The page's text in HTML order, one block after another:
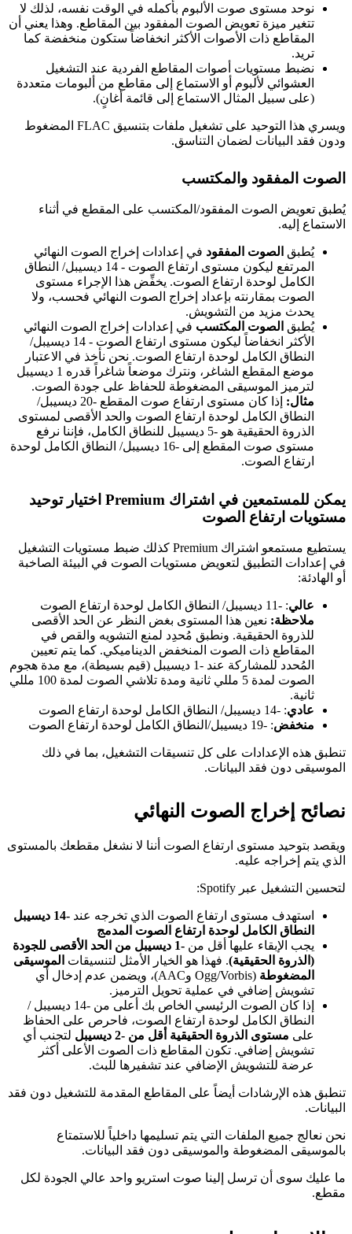
نوحد مستوى صوت الألبوم بأكمله في الوقت نفسه، لذلك لا
تتغير ميزة تعويض الصوت المفقود بين المقاطع. وهذا يعني أن
المقاطع ذات الأصوات الأكثر انخفاضاً ستكون منخفضة كما
تريد.
نضبط مستويات أصوات المقاطع الفردية عند التشغيل
العشوائي لألبوم أو الاستماع إلى مقاطع من ألبومات متعددة
(على سبيل المثال الاستماع إلى قائمة أغانٍ).
ويسري هذا التوحيد على تشغيل ملفات بتنسيق FLAC المضغوط
ودون فقد البيانات لضمان التناسق.
الصوت المفقود والمكتسب
يُطبق تعويض الصوت المفقود/المكتسب على المقطع في أثناء
الاستماع إليه.
يُطبق الصوت المفقود في إعدادات إخراج الصوت النهائي
المرتفع ليكون مستوى ارتفاع الصوت - 14 ديسيبل/ النطاق
الكامل لوحدة ارتفاع الصوت. يخفِّض هذا الإجراء مستوى
الصوت بمقارنته بإعداد إخراج الصوت النهائي فحسب، ولا
يحدث مزيد من التشويش.
يُطبق الصوت المكتسب في إعدادات إخراج الصوت النهائي
الأكثر انخفاضاً ليكون مستوى ارتفاع الصوت - 14 ديسيبل/
النطاق الكامل لوحدة ارتفاع الصوت. نحن نأخذ في الاعتبار
موضع المقطع الشاغر، ونترك موضعاً شاغراً قدره 1 ديسيبل
لترميز الموسيقى المضغوطة للحفاظ على جودة الصوت.
مثال:
إذا كان مستوى ارتفاع صوت المقطع -20 ديسيبل/
النطاق الكامل لوحدة ارتفاع الصوت والحد الأقصى لمستوى
الذروة الحقيقية هو -5 ديسيبل للنطاق الكامل، فإننا نرفع
مستوى صوت المقطع إلى -16 ديسيبل/ النطاق الكامل لوحدة
ارتفاع الصوت.
يمكن للمستمعين في اشتراك Premium اختيار توحيد
مستويات ارتفاع الصوت
يستطيع مستمعو اشتراك Premium كذلك ضبط مستويات التشغيل
في إعدادات التطبيق لتعويض مستويات الصوت في البيئة الصاخبة
أو الهادئة:
عالي: -11 ديسيبل/ النطاق الكامل لوحدة ارتفاع الصوت
ملاحظة: نعين هذا المستوى بغض النظر عن الحد الأقصى
للذروة الحقيقية. ونطبق مُحدِد لمنع التشويه والقص في
المقاطع ذات الصوت المنخفض الديناميكي. كما يتم تعيين
المُحدد للمشاركة عند -1 ديسيبل (قيم بسيطة)، مع مدة هجوم
الصوت لمدة 5 مللي ثانية ومدة تلاشي الصوت لمدة 100 مللي
ثانية.
عادي: -14 ديسيبل/ النطاق الكامل لوحدة ارتفاع الصوت
منخفض: -19 ديسيبل/النطاق الكامل لوحدة ارتفاع الصوت
تنطبق هذه الإعدادات على كل تنسيقات التشغيل، بما في ذلك
الموسيقى دون فقد البيانات.
نصائح إخراج الصوت النهائي
ويقصد بتوحيد مستوى ارتفاع الصوت أننا لا نشغل مقطعك بالمستوى
الذي يتم إخراجه عليه.
لتحسين التشغيل عبر Spotify:
استهدف مستوى ارتفاع الصوت الذي تخرجه عند
-14 ديسيبل
النطاق الكامل لوحدة ارتفاع الصوت المدمج
يجب الإبقاء عليها أقل من
-1 ديسيبل من الحد الأقصى للجودة
(الذروة الحقيقية). فهذا هو الخيار الأمثل لتنسيقات الموسيقى
المضغوطة
(Ogg/Vorbis وAAC)، ويضمن عدم إدخال أي
تشويش إضافي في عملية تحويل الترميز.
إذا كان الصوت الرئيسي الخاص بك أعلى من -14 ديسيبل /
النطاق الكامل لوحدة ارتفاع الصوت، فاحرص على الحفاظ
على مستوى الذروة الحقيقية أقل من -2 ديسيبل
لتجنب أي
تشويش إضافي. تكون المقاطع ذات الصوت الأعلى أكثر
عرضة للتشويش الإضافي عند تشفيرها للبث.
تنطبق هذه الإرشادات أيضاً على المقاطع المقدمة للتشغيل دون فقد
البيانات.
نحن نعالج جميع الملفات التي يتم تسليمها داخلياً للاستمتاع
بالموسيقى المضغوطة والموسيقى دون فقد البيانات.
ما عليك سوى أن ترسل إلينا صوت استريو واحد عالي الجودة لكل
مقطع.